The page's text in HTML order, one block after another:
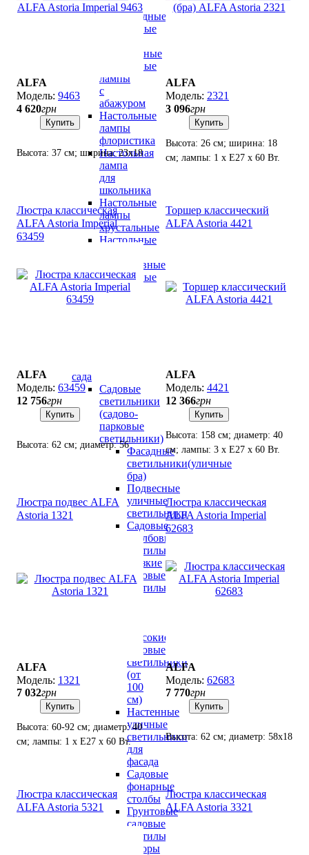
лампы
светодиодные
Настольные
современные
Настольные
лампы
с
абажуром
Настольные
лампы
флористика
Настольная
лампа
для
школьника
Настольные
лампы
хрустальные
Настольные
декоративные
Настольные
лампы
сада
Садовые
светильники
(садово-
парковые
светильники)
Фасадные
светильники(уличные
бра)
Подвесные
уличные
светильники
Садовые
столбовые
светильники
Низкие
садовые
светильники
Высокие
садовые
светильники
(от
100
см)
Настенные
уличные
светильники
для
фасада
Садовые
фонарные
столбы
Грунтовые
садовые
светильники
Прожекторы
ALFA
9463
4 620грн
Купить
Высота: 37 см; ширина: 23х18
см; лампы: 1 х Е-27 х 60 Вт.
ALFA
2321
3 096грн
Купить
Высота: 26 см; ширина: 18
см; лампы: 1 х Е27 х 60 Вт.
Люстра классическая
ALFA Astoria Imperial
63459
ALFA
63459
12 756грн
Купить
Высота: 62 см; диаметр: 56
см; лампы: 5 х Е-27 х 60 Вт.
Торшер классический
ALFA Astoria 4421
ALFA
4421
12 366грн
Купить
Высота: 158 см; диаметр: 40
см; лампы: 3 х Е27 х 60 Вт.
Люстра подвес ALFA
Astoria 1321
ALFA
1321
7 032грн
Купить
Высота: 60-92 см; диаметр: 40
см; лампы: 1 х Е27 х 60 Вт.
Люстра классическая
ALFA Astoria Imperial
62683
ALFA
62683
7 770грн
Купить
Высота: 62 см; диаметр: 58х18
Люстра классическая
ALFA Astoria 5321
Люстра классическая
ALFA Astoria 3321